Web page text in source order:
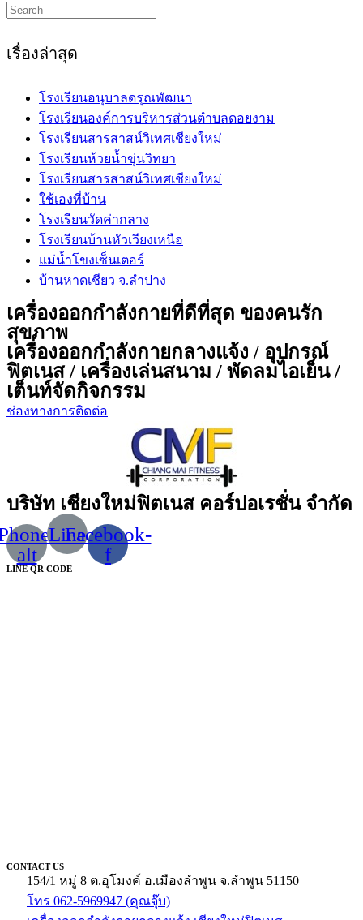
Search
this
เรื่องล่าสุด
โรงเรียนอนุบาลดรุณพัฒนา
โรงเรียนองค์การบริหารส่วนตำบลดอยงาม
โรงเรียนสารสาสน์วิเทศเชียงใหม่
โรงเรียนห้วยน้ำขุ่นวิทยา
โรงเรียนสารสาสน์วิเทศเชียงใหม่
ใช้เองที่บ้าน
โรงเรียนวัดค่ากลาง
โรงเรียนบ้านหัวเวียงเหนือ
แม่น้ำโขงเซ็นเตอร์
บ้านหาดเชียว จ.ลำปาง
เครื่องออกกำลังกายที่ดีที่สุด ของคนรัก
สุขภาพ
เครื่องออกกำลังกายกลางแจ้ง / อุปกรณ์
ฟิตเนส / เครื่องเล่นสนาม / พัดลมไอเย็น /
เต็นท์จัดกิจกรรม
ช่องทางการติดต่อ
บริษัท เชียงใหม่ฟิตเนส คอร์ปอเรชั่น จำกัด
alt
Line
Facebook-
f
LINE QR CODE
CONTACT US
154/1 หมู่ 8 ต.อุโมงค์ อ.เมืองลำพูน จ.ลำพูน 51150
โทร 062-5969947 (คุณจุ๊บ)